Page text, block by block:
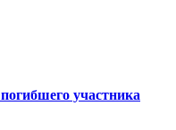
участника